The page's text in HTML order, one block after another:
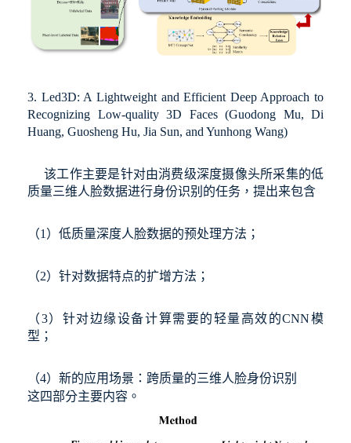
3. Led3D: A Lightweight and Efficient Deep Approach to
Recognizing Low-quality 3D Faces (Guodong Mu, Di
Huang, Guosheng Hu, Jia Sun, and Yunhong Wang)
该工作主要是针对由消费级深度摄像头所采集的低
质量三维人脸数据进行身份识别的任务，提出来包含
（1）低质量深度人脸数据的预处理方法；
（2）针对数据特点的扩增方法；
（ 3）针对边缘设备计算需要的轻量高效的CNN模
型；
（4）新的应用场景：跨质量的三维人脸身份识别
这四部分主要内容。